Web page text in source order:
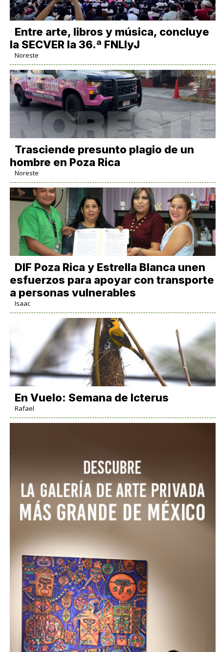
Entre arte, libros y música, concluye
la SECVER la 36.ª FNLIyJ
Noreste
Trasciende presunto plagio de un
hombre en Poza Rica
Noreste
DIF Poza Rica y Estrella Blanca unen
esfuerzos para apoyar con transporte
a personas vulnerables
Isaac
En Vuelo: Semana de Icterus
Rafael